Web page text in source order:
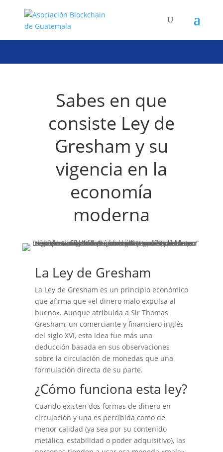
Sabes en que
consiste Ley de
Gresham y su
vigencia en la
economía
moderna
La Ley de Gresham
La Ley de Gresham es un principio económico
que afirma que «el dinero malo expulsa al
bueno». Aunque atribuida a Sir Thomas
Gresham, un comerciante y financiero inglés
del siglo XVI, esta idea fue más una
deducción basada en sus observaciones
sobre la circulación de monedas que una
formulación directa de su parte.
¿Cómo funciona esta ley?
Cuando existen dos formas de dinero en
circulación y una es percibida como de
menor calidad (ya sea por su contenido
metálico, estabilidad o poder adquisitivo), las